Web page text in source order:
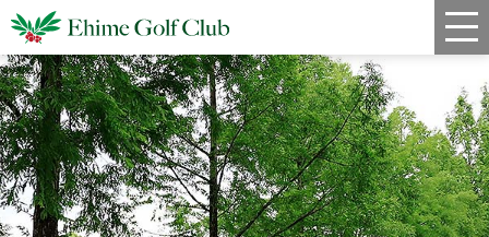
新着情報
コース情報
料金